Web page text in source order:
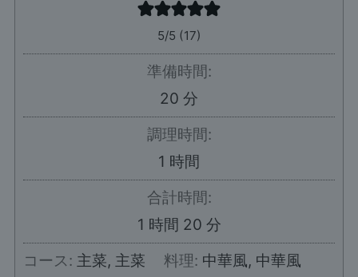
5/5 (17)
準備時間:
20 分
分
調理時間:
1 時
間
時間
合計時間:
1 時
間
時間 20分
分
コース: 主菜, 主菜 料理: 中華風, 中華風